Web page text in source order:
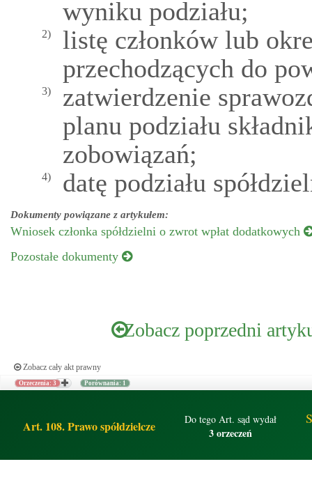
wyniku podziału;
2)
listę członków lub
przechodzących do
3)
zatwierdzenie
planu podziału
zobowiązań;
4) datę podziału
Dokumenty powiązane z artykułem:
Wniosek członka spółdzielni o zwrot wpłat dodatkowych
Pozostałe dokumenty
Zobacz poprzedni
Zobacz cały akt prawny
Orzeczenia: 3 Porównania: 1
Art. 108. Prawo spółdzielcze Do tego Art. sąd wydał
3 orzeczeń